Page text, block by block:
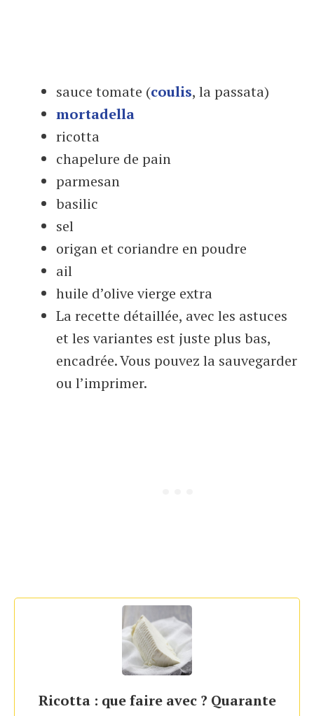
sauce tomate (coulis, la passata)
mortadella
ricotta
chapelure de pain
parmesan
basilic
sel
origan et coriandre en poudre
ail
huile d’olive vierge extra
La recette détaillée, avec les astuces
et les variantes est juste plus bas,
encadrée. Vous pouvez la sauvegarder
ou l’imprimer.
Ricotta : que faire avec ? Quarante